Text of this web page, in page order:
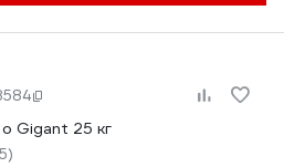
Gigant 25 кг